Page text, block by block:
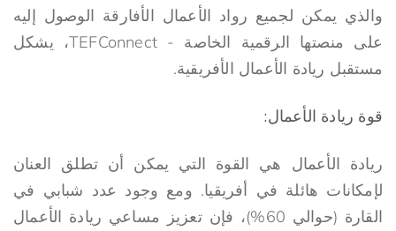
والذي يمكن لجميع رواد الأعمال الأفارقة الوصول إليه
على منصتها الرقمية الخاصة - TEFConnect، يشكل
مستقبل ريادة الأعمال الأفريقية.
قوة ريادة الأعمال:
ريادة الأعمال هي القوة التي يمكن أن تطلق العنان
لإمكانات هائلة في أفريقيا. ومع وجود عدد شبابي في
القارة (حوالي 60%)، فإن تعزيز مساعي ريادة الأعمال